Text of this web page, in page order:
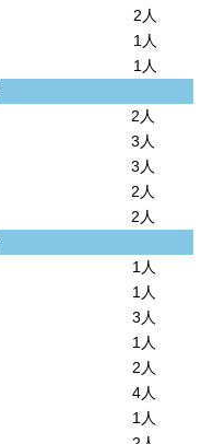
2人
1人
1人
2人
3人
3人
2人
2人
1人
1人
3人
1人
2人
4人
1人